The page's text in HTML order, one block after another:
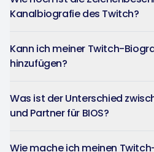
per platform — not
saves a ton of
the app
Kanalbiografie des Twitch?
Kann ich meiner Twitch-
hinzufügen?
Was ist der Unterschied
und Partner für BIOS?
Wie mache ich meinen